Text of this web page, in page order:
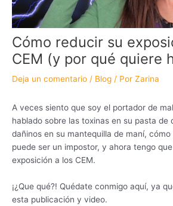
Cómo reducir su
CEM (y por qué quiere
Deja un comentario / Blog / Por Zarina
A veces siento que soy el portador de
hablado sobre las toxinas en su pasta de
dañinos en su mantequilla de maní,
puede ser un impostor, y ahora tengo
exposición a los CEM.
¡¿Que qué?! Quédate conmigo aquí, ya
esta publicación y video.